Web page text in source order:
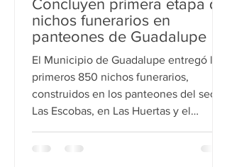
Concluyen primera etapa de
nichos funerarios en
panteones de Guadalupe
El Municipio de Guadalupe entregó los
primeros 850 nichos funerarios,
construidos en los panteones del sector
Las Escobas, en Las Huertas y el
República. Rodolfo Moreno, Secretario